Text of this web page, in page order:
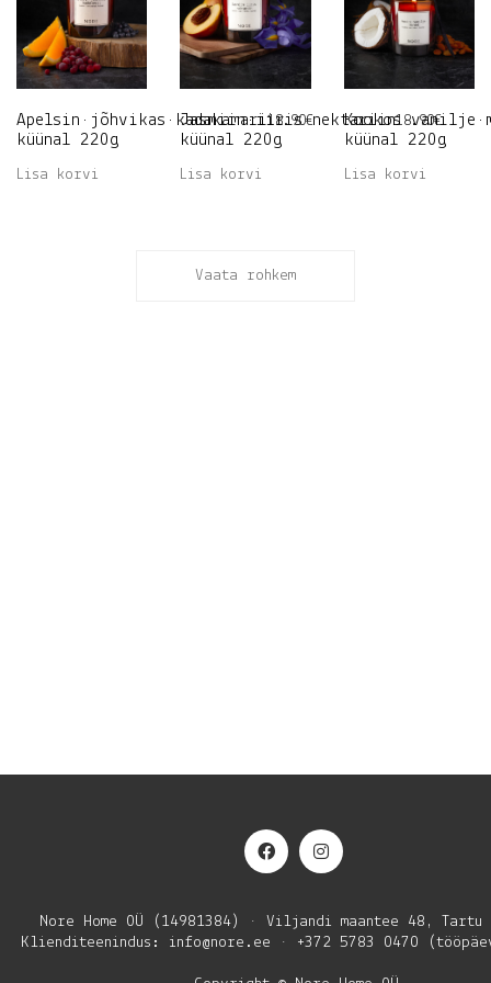
Apelsin•jõhvikas•kadakamari
küünal 220g
Lisa korvi
18.90€
Jasmiin•iiris•nektariin
küünal 220g
Lisa korvi
18.90€
küünal 220g
Lisa korvi
Vaata rohkem
Nore Home OÜ (14981384) • Viljandi maantee 48, Tartu
Klienditeenindus: info@nore.ee • +372 5783 0470